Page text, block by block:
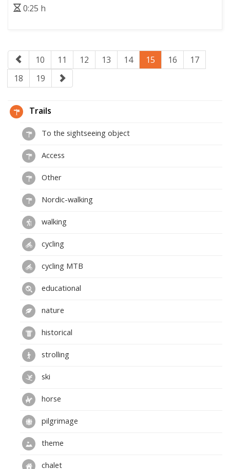
0:25 h
10 11 12 13 14 15 16
17
18
19
Trails
To the sightseeing object
Access
Other
Nordic-walking
walking
cycling
cycling MTB
educational
nature
historical
strolling
ski
horse
pilgrimage
theme
chalet